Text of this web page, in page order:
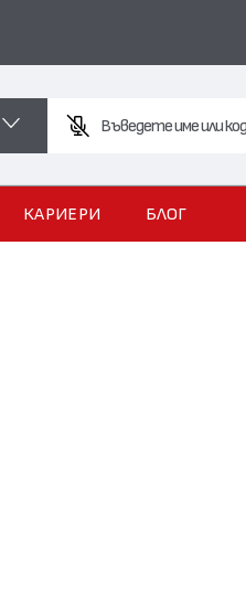
КАРИЕРИ БЛОГ